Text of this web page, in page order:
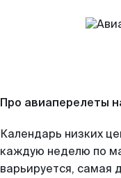
Про авиаперелеты
Календарь низких
каждую неделю по
варьируется, самая